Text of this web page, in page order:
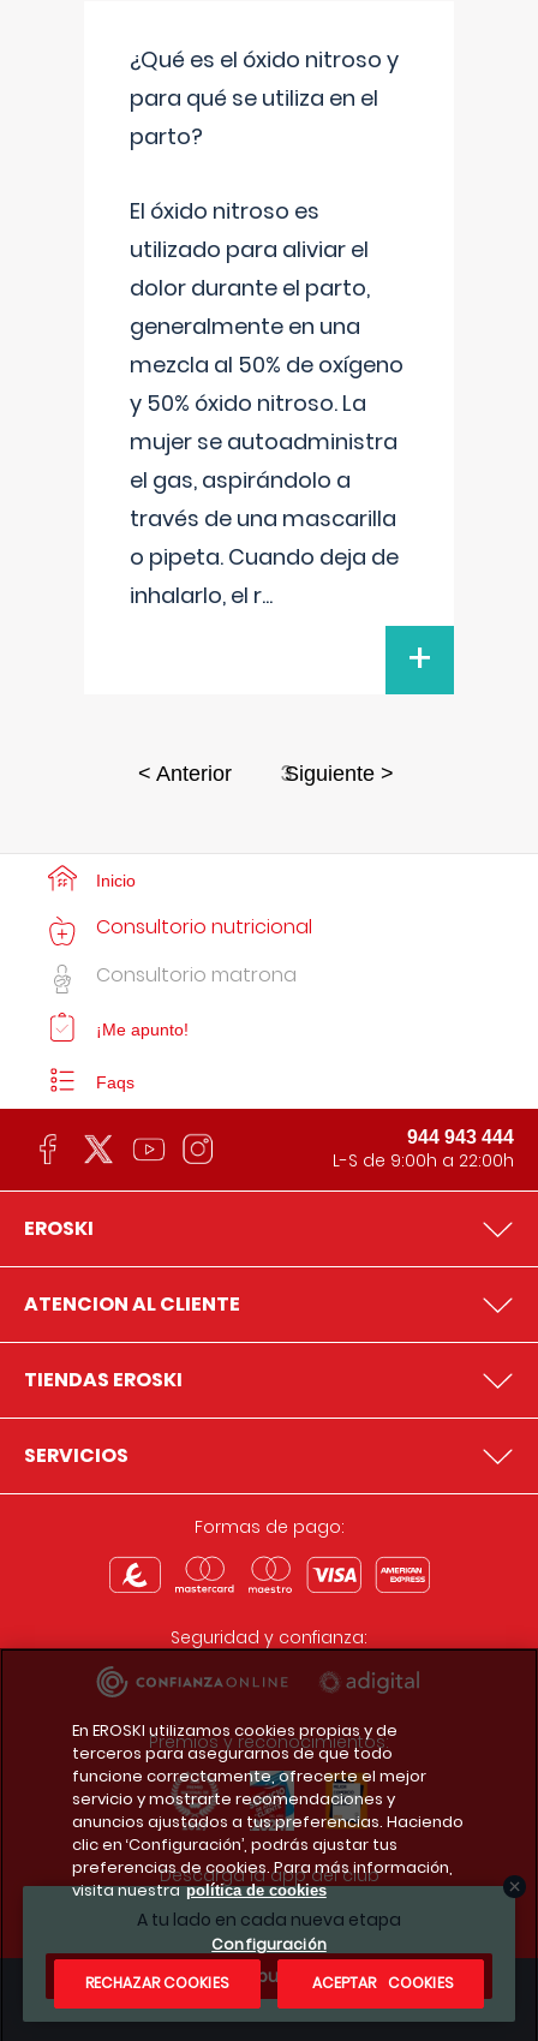
¿Qué es el óxido nitroso y
para qué se utiliza en el
parto?
El óxido nitroso es
utilizado para aliviar el
dolor durante el parto,
generalmente en una
mezcla al 50% de oxígeno
y 50% óxido nitroso. La
mujer se autoadministra
el gas, aspirándolo a
través de una mascarilla
o pipeta. Cuando deja de
inhalarlo, el r...
+
< Anterior 3Siguiente >
A tu lado en cada nueva etapa
¿Te apuntas?
Inicio
Consultorio nutricional
Consultorio matrona
¡Me apunto!
Faqs
944 943 444
L-S de 9:00h a 22:00h
EROSKI
ATENCION AL CLIENTE
TIENDAS EROSKI
SERVICIOS
Formas de pago:
Seguridad y confianza:
Premios y reconocimientos:
Descarga la app del club
Condiciones legales
En EROSKI utilizamos cookies propias y de
terceros para asegurarnos de que todo
funcione correctamente, ofrecerte el mejor
servicio y mostrarte recomendaciones y
anuncios ajustados a tus preferencias. Haciendo
clic en ‘Configuración’, podrás ajustar tus
preferencias de cookies. Para más información,
visita nuestra política de cookies
Configuración
RECHAZAR COOKIES
ACEPTAR COOKIES